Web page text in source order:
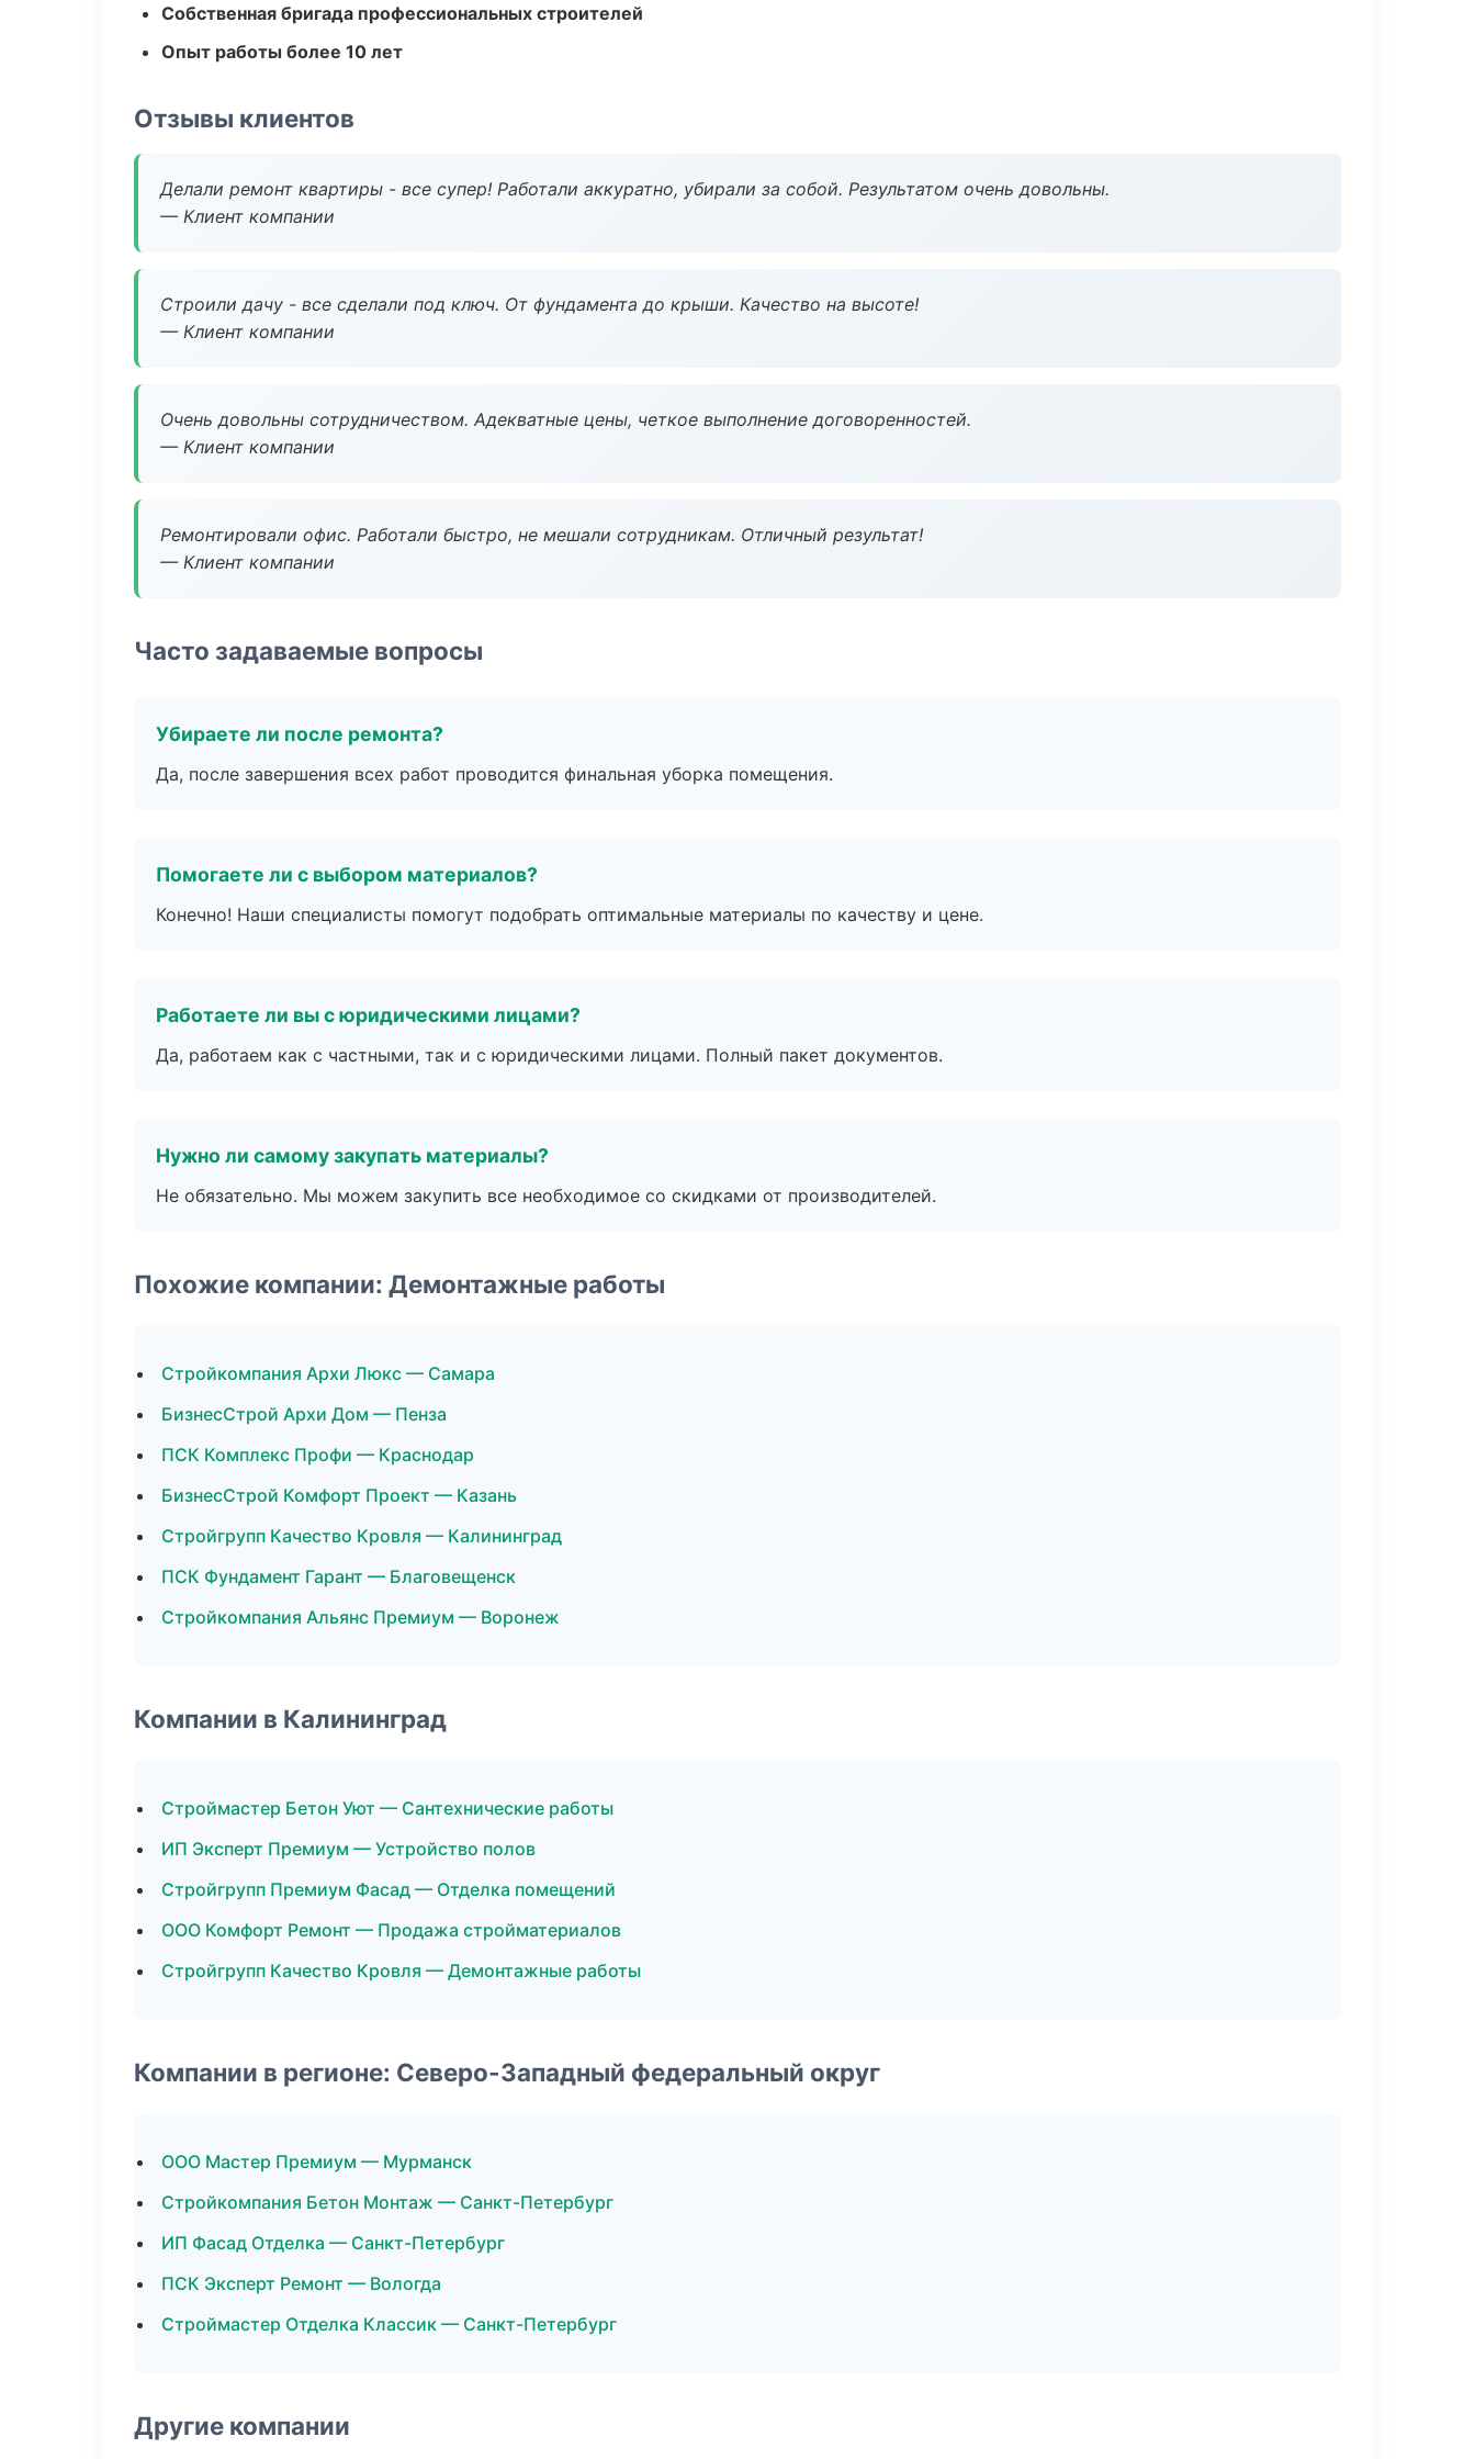
Собственная бригада профессиональных строителей
Опыт работы более 10 лет
Отзывы клиентов
Делали ремонт квартиры - все супер! Работали аккуратно, убирали за собой. Результатом очень довольны.
— Клиент компании
Строили дачу - все сделали под ключ. От фундамента до крыши. Качество на высоте!
— Клиент компании
Очень довольны сотрудничеством. Адекватные цены, четкое выполнение договоренностей.
— Клиент компании
Ремонтировали офис. Работали быстро, не мешали сотрудникам. Отличный результат!
— Клиент компании
Часто задаваемые вопросы
Убираете ли после ремонта?
Да, после завершения всех работ проводится финальная уборка помещения.
Помогаете ли с выбором материалов?
Конечно! Наши специалисты помогут подобрать оптимальные материалы по качеству и цене.
Работаете ли вы с юридическими лицами?
Да, работаем как с частными, так и с юридическими лицами. Полный пакет документов.
Нужно ли самому закупать материалы?
Не обязательно. Мы можем закупить все необходимое со скидками от производителей.
Похожие компании: Демонтажные работы
Стройкомпания Архи Люкс — Самара
БизнесСтрой Архи Дом — Пенза
ПСК Комплекс Профи — Краснодар
БизнесСтрой Комфорт Проект — Казань
Стройгрупп Качество Кровля — Калининград
ПСК Фундамент Гарант — Благовещенск
Стройкомпания Альянс Премиум — Воронеж
Компании в Калининград
Строймастер Бетон Уют — Сантехнические работы
ИП Эксперт Премиум — Устройство полов
Стройгрупп Премиум Фасад — Отделка помещений
ООО Комфорт Ремонт — Продажа стройматериалов
Стройгрупп Качество Кровля — Демонтажные работы
Компании в регионе: Северо-Западный федеральный округ
ООО Мастер Премиум — Мурманск
Стройкомпания Бетон Монтаж — Санкт-Петербург
ИП Фасад Отделка — Санкт-Петербург
ПСК Эксперт Ремонт — Вологда
Строймастер Отделка Классик — Санкт-Петербург
Другие компании